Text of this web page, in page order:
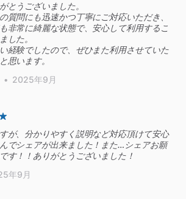
とうございました。
質問にも迅速かつ丁寧にご対応いただき、
非常に綺麗な状態で、安心して利用するこ
した。
経験でしたので、ぜひまた利用させていた
思います。
• 2025年9月
が、分かりやすく説明など対応頂けて安心
でシェアが出来ました！また…シェアお願
す！！ありがとうございました！
年9月